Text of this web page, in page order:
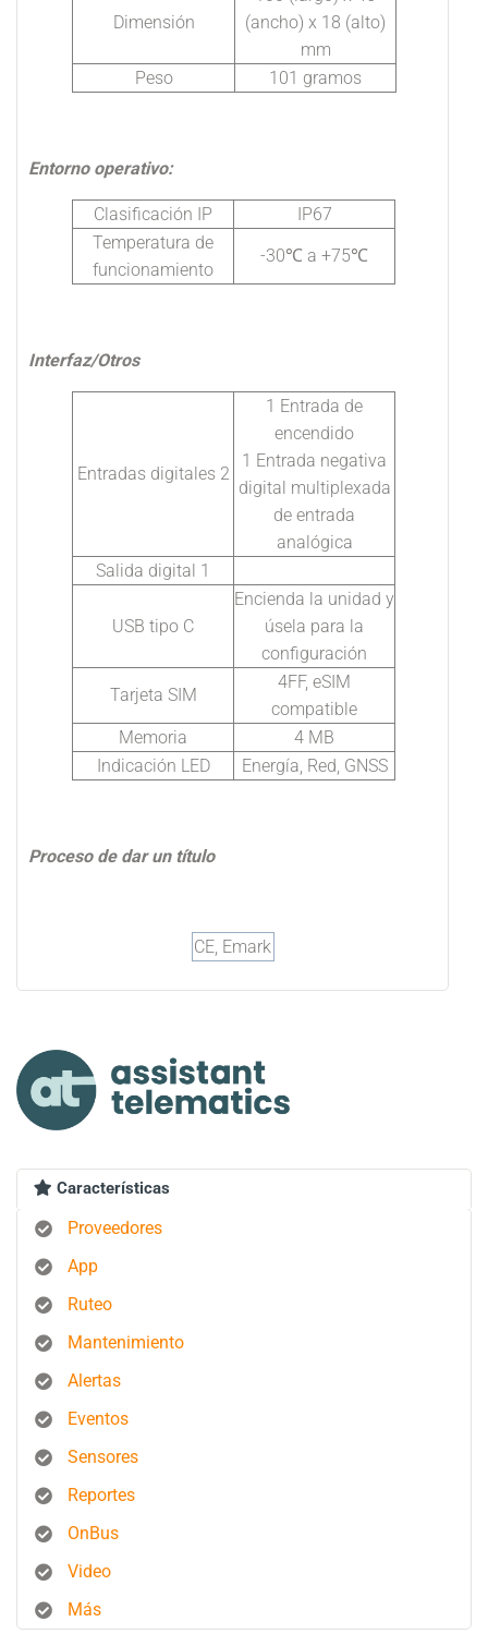
Dimensión
(ancho) x 18 (alto)
mm
Peso
101 gramos
Entorno operativo:
Clasificación IP
IP67
Temperatura de
funcionamiento
-30℃ a +75℃
Interfaz/Otros
Entradas digitales 2
1 Entrada de
encendido
1 Entrada negativa
digital multiplexada
de entrada
analógica
Salida digital 1
USB tipo C
Encienda la unidad y
úsela para la
configuración
Tarjeta SIM
4FF, eSIM
compatible
Memoria
4 MB
Indicación LED
Energía, Red, GNSS
Proceso de dar un título
CE, Emark
Características
Proveedores
App
Ruteo
Mantenimiento
Alertas
Eventos
Sensores
Reportes
OnBus
Video
Más